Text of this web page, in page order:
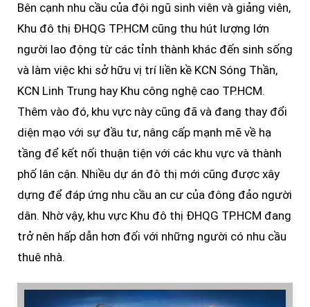
Bên cạnh nhu cầu của đội ngũ sinh viên và giảng viên,
Khu đô thị ĐHQG TP.HCM cũng thu hút lượng lớn
người lao động từ các tỉnh thành khác đến sinh sống
và làm việc khi sở hữu vị trí liền kề KCN Sóng Thần,
KCN Linh Trung hay Khu công nghệ cao TP.HCM.
Thêm vào đó, khu vực này cũng đã và đang thay đổi
diện mạo với sự đầu tư, nâng cấp mạnh mẽ về hạ
tầng để kết nối thuận tiện với các khu vực và thành
phố lân cận. Nhiều dự án đô thị mới cũng được xây
dựng để đáp ứng nhu cầu an cư của đông đảo người
dân. Nhờ vậy, khu vực Khu đô thị ĐHQG TP.HCM đang
trở nên hấp dẫn hơn đối với những người có nhu cầu
thuê nhà.